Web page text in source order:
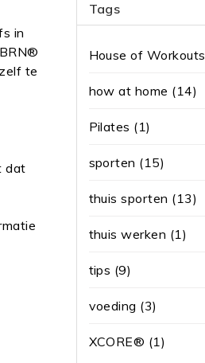
in
te
dat
Tags
House of Workouts
how at home (14)
Pilates (1)
sporten (15)
thuis sporten (13)
thuis werken (1)
tips (9)
voeding (3)
XCORE® (1)